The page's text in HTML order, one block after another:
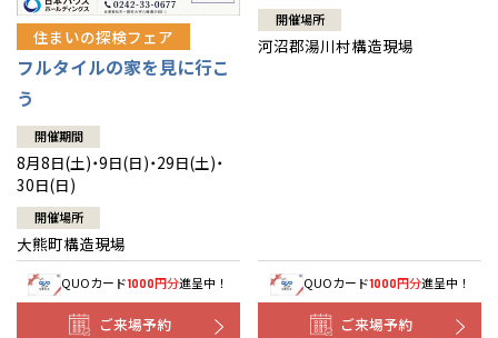
住まいの探検フェア
フルタイルの家を見に行こ
う
開催期間
8月8日(土)・9日(日)・29日(土)・
30日(日)
開催場所
大熊町構造現場
QUOカード1000円分進呈中！
ご来場予約
開催場所
河沼郡湯川村構造現場
QUOカード1000円分進呈中！
ご来場予約